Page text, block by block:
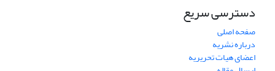
دسترسی سریع
صفحه اصلی
درباره نشریه
اعضای هیات تحریریه